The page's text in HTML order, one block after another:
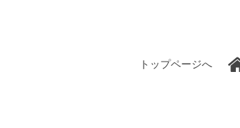
トップページへ